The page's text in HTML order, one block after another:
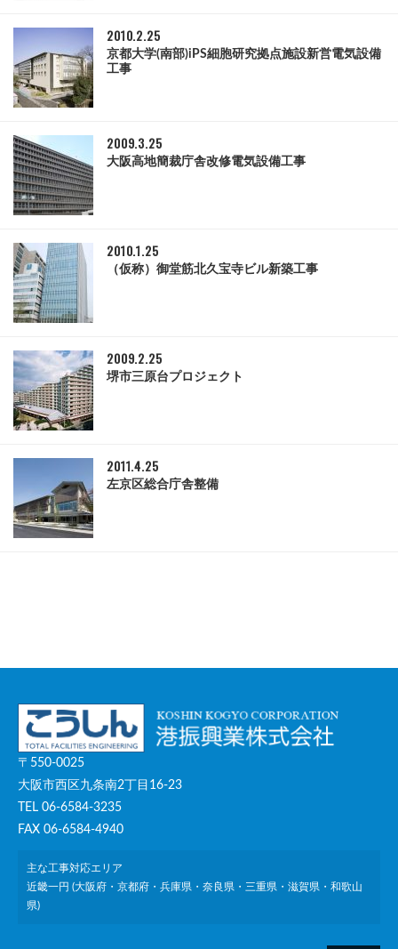
2010.2.25
京都大学(南部)iPS細胞研究拠点施設新営電気設備
工事
2009.3.25
大阪高地簡裁庁舎改修電気設備工事
2010.1.25
（仮称）御堂筋北久宝寺ビル新築工事
2009.2.25
堺市三原台プロジェクト
2011.4.25
左京区総合庁舎整備
〒550-0025
大阪市西区九条南2丁目16-23
TEL 06-6584-3235
FAX 06-6584-4940
主な工事対応エリア
近畿一円 (大阪府・京都府・兵庫県・奈良県・三重県・滋賀県・和歌山
県)